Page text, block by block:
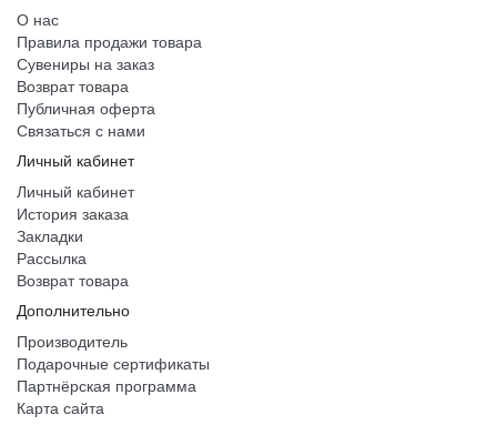
О нас
Правила продажи товара
Сувениры на заказ
Возврат товара
Публичная оферта
Связаться с нами
Личный кабинет
Личный кабинет
История заказа
Закладки
Рассылка
Возврат товара
Дополнительно
Производитель
Подарочные сертификаты
Партнёрская программа
Карта сайта